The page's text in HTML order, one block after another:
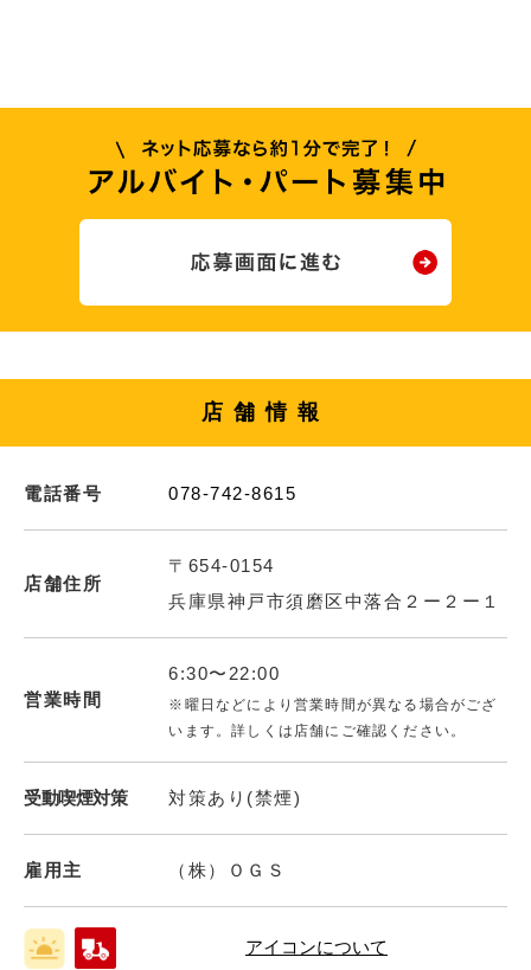
店舗情報
電話番号 078-742-8615
店舗住所
〒654-0154
兵庫県神戸市須磨区中落合２ー２ー１
営業時間
6:30〜22:00
※曜日などにより営業時間が異なる場合がござ
います。詳しくは店舗にご確認ください。
受動喫煙対策 対策あり(禁煙)
雇用主 （株）ＯＧＳ
アイコンについて